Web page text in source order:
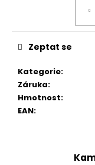
Kategorie:
Záruka:
Hmotnost:
EAN:
Zeptat se
o
u
u